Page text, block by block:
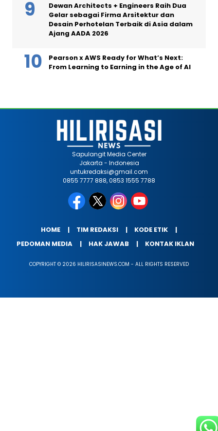
Dewan Architects + Engineers Raih Dua
Gelar sebagai Firma Arsitektur dan
Desain Perhotelan Terbaik di Asia dalam
Ajang AADA 2026
Pearson x AWS Ready for What’s Next:
From Learning to Earning in the Age of AI
Sapulangit Media Center
Jakarta - Indonesia
untukredaksi@gmail.com
0855 7777 888, 0853 1555 7788
HOME TIM REDAKSI
KODE ETIK
PEDOMAN MEDIA
HAK JAWAB KONTAK IKLAN
COPYRIGHT © 2026 HILIRISASINEWS.COM - ALL RIGHTS RESERVED